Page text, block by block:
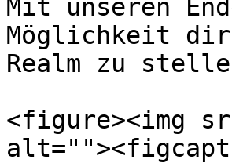
Mit unseren
Möglichkeit
Realm zu
<figure><img